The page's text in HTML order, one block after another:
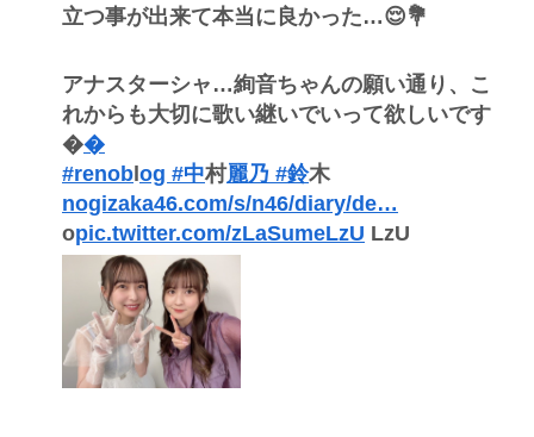
立つ事が出来て本当に良かった…😌💐
アナスターシャ…絢音ちゃんの願い通り、こ
れからも大切に歌い継いでいって欲しいです
��️
#renob og #中村麗乃 #鈴木
nogizaka46.com/s/n46/diary/de…
opic.twitter.com/zLaSumeLzU LzU